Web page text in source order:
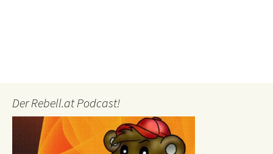
Der Rebell.at Podcast!